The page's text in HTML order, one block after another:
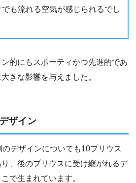
も流れる空気が感じられるでし
的にもスポーティかつ先進的であ
きな影響を与えました。
ザイン
デザインについても10プリウス
、後のプリウスに受け継がれるデ
で生まれています。